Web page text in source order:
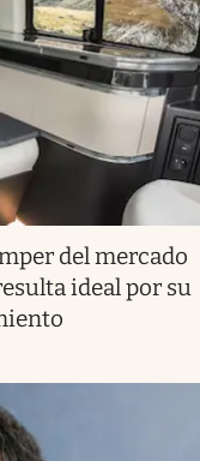
del mercado
ideal por su